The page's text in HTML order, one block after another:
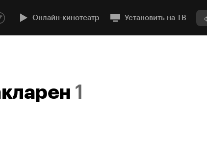
Онлайн-кинотеатр Установить на ТВ
1